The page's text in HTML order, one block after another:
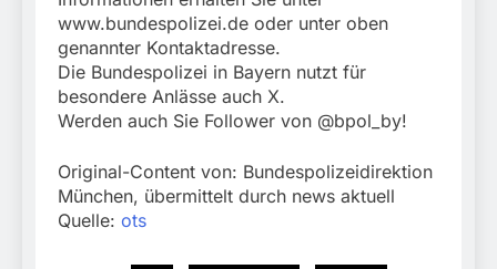
www.bundespolizei.de oder unter oben
genannter Kontaktadresse.
Die Bundespolizei in Bayern nutzt für
besondere Anlässe auch X.
Werden auch Sie Follower von @bpol_by!
Original-Content von: Bundespolizeidirektion
München, übermittelt durch news aktuell
Quelle: ots